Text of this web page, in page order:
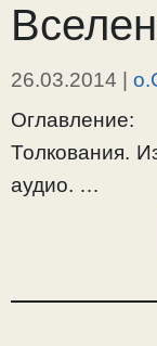
26.03.2014 |
Толкования.
аудио. …